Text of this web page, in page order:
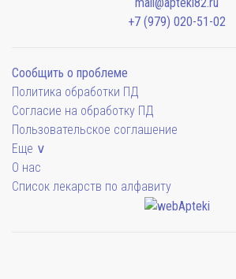
+7 (979) 020-51-02
Сообщить о проблеме
Политика обработки ПД
Согласие на обработку ПД
Пользовательское соглашение
Еще ∨
О нас
Список лекарств по алфавиту